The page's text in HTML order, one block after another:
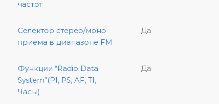
частот
Селектор стерео/моно
приема в диапазоне FM
Да
Функции “Radio Data
System”(PI, PS, AF, TI,
Часы)
Да